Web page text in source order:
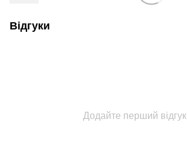
Відгуки
Додайте перший відгук